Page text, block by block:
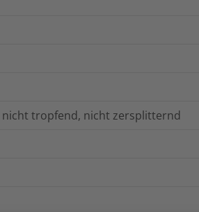
tropfend, nicht zersplitternd